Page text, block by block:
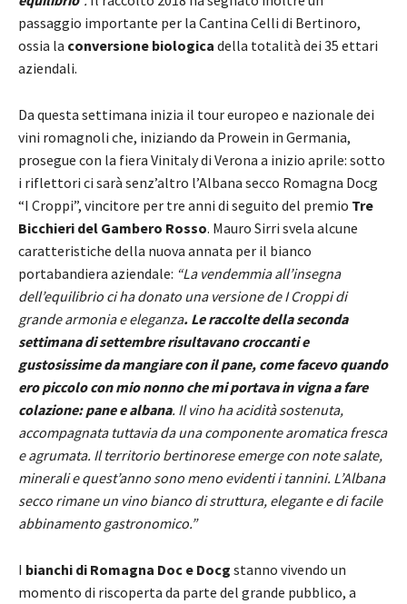
passaggio importante per la Cantina Celli di Bertinoro,
ossia la conversione biologica della totalità dei 35 ettari
aziendali.
Da questa settimana inizia il tour europeo e nazionale dei
vini romagnoli che, iniziando da Prowein in Germania,
prosegue con la fiera Vinitaly di Verona a inizio aprile: sotto
i riflettori ci sarà senz’altro l’Albana secco Romagna Docg
“I Croppi”, vincitore per tre anni di seguito del premio Tre
Bicchieri del Gambero Rosso. Mauro Sirri svela alcune
caratteristiche della nuova annata per il bianco
portabandiera aziendale: “La vendemmia all’insegna
dell’equilibrio ci ha donato una versione de I Croppi di
grande armonia e eleganza. Le raccolte della seconda
settimana di settembre risultavano croccanti e
gustosissime da mangiare con il pane, come facevo quando
ero piccolo con mio nonno che mi portava in vigna a fare
colazione: pane e albana. Il vino ha acidità sostenuta,
accompagnata tuttavia da una componente aromatica fresca
e agrumata. Il territorio bertinorese emerge con note salate,
minerali e quest’anno sono meno evidenti i tannini. L’Albana
secco rimane un vino bianco di struttura, elegante e di facile
abbinamento gastronomico.”
I bianchi di Romagna Doc e Docg stanno vivendo un
momento di riscoperta da parte del grande pubblico, a